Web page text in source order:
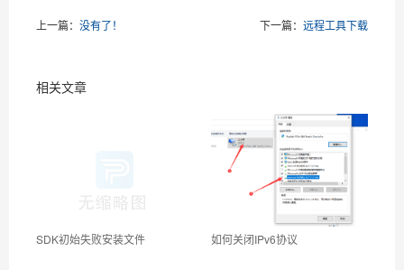
上一篇： 没有了！ 下一篇： 远程工具下载
相关文章
SDK初始失败安装文件 如何关闭IPv6协议